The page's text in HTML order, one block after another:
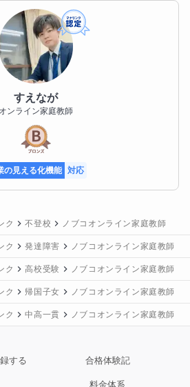
すえなが
オンライン家庭教師
の見える化機能 対応
ク 不登校 ノブコオンライン家庭教師
ク 発達障害 ノブコオンライン家庭教師
ク 高校受験 ノブコオンライン家庭教師
ク 帰国子女 ノブコオンライン家庭教師
ク 中高一貫 ノブコオンライン家庭教師
する 合格体験記
料金体系